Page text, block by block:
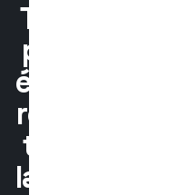
Tu
pr
éfè
res
te
lais